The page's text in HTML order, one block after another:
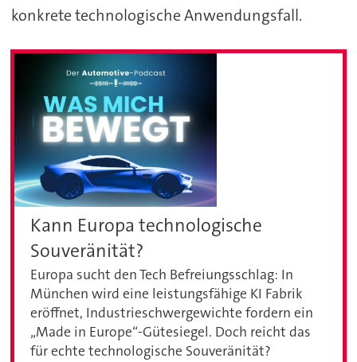
konkrete technologische Anwendungsfall.
Kann Europa technologische
Souveränität?
Europa sucht den Tech Befreiungsschlag: In
München wird eine leistungsfähige KI Fabrik
eröffnet, Industrieschwergewichte fordern ein
„Made in Europe“-Gütesiegel. Doch reicht das
für echte technologische Souveränität?